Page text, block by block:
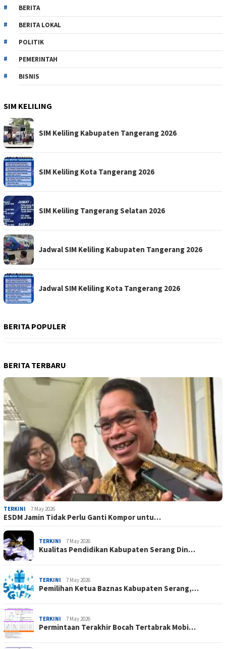
BERITA
BERITA LOKAL
POLITIK
PEMERINTAH
BISNIS
SIM KELILING
SIM Keliling Kabupaten Tangerang 2026
SIM Keliling Kota Tangerang 2026
SIM Keliling Tangerang Selatan 2026
Jadwal SIM Keliling Kabupaten Tangerang 2026
Jadwal SIM Keliling Kota Tangerang 2026
BERITA POPULER
BERITA TERBARU
TERKINI 7 May 2026
ESDM Jamin Tidak Perlu Ganti Kompor untu…
TERKINI 7 May 2026
Kualitas Pendidikan Kabupaten Serang Din…
TERKINI 7 May 2026
Pemilihan Ketua Baznas Kabupaten Serang,…
TERKINI 7 May 2026
Permintaan Terakhir Bocah Tertabrak Mobi…